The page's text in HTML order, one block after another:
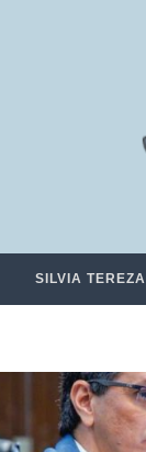
SILVIA TEREZA